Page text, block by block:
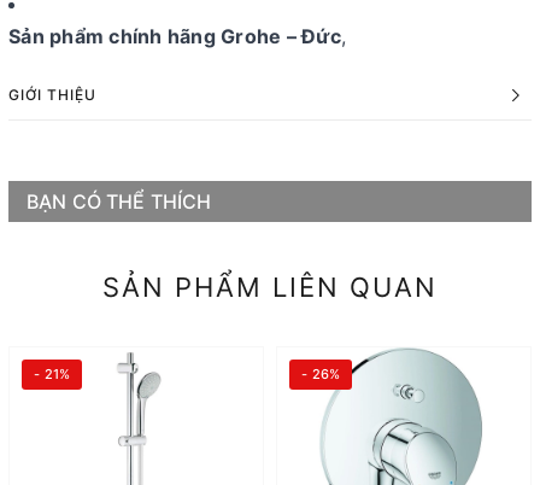
Sản phẩm chính hãng Grohe – Đức,
GIỚI THIỆU
BẠN CÓ THỂ THÍCH
SẢN PHẨM LIÊN QUAN
- 21% - 26%